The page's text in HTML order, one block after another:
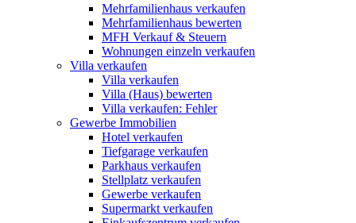
Mehrfamilienhaus verkaufen
Mehrfamilienhaus bewerten
MFH Verkauf & Steuern
Wohnungen einzeln verkaufen
Villa verkaufen
Villa verkaufen
Villa (Haus) bewerten
Villa verkaufen: Fehler
Gewerbe Immobilien
Hotel verkaufen
Tiefgarage verkaufen
Parkhaus verkaufen
Stellplatz verkaufen
Gewerbe verkaufen
Supermarkt verkaufen